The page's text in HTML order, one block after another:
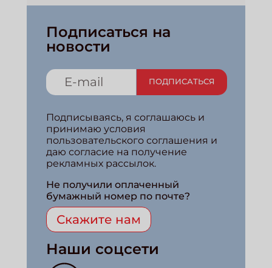
Подписаться на
новости
ПОДПИСАТЬСЯ
Подписываясь, я соглашаюсь и
принимаю условия
пользовательского соглашения и
даю согласие на получение
рекламных рассылок.
Не получили оплаченный
бумажный номер по почте?
Скажите нам
Наши соцсети